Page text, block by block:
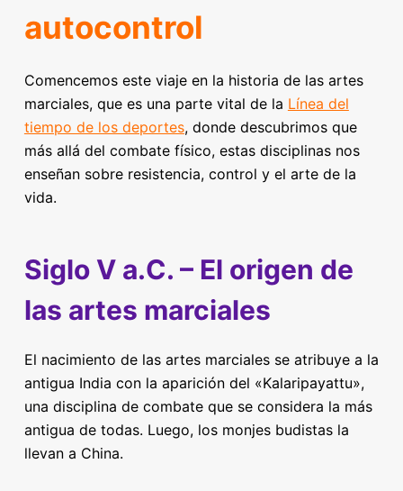
autocontrol
Comencemos este viaje en la historia de las artes
marciales, que es una parte vital de la Línea del
tiempo de los deportes, donde descubrimos que
más allá del combate físico, estas disciplinas nos
enseñan sobre resistencia, control y el arte de la
vida.
Siglo V a.C. – El origen de
las artes marciales
El nacimiento de las artes marciales se atribuye a la
antigua India con la aparición del «Kalaripayattu»,
una disciplina de combate que se considera la más
antigua de todas. Luego, los monjes budistas la
llevan a China.